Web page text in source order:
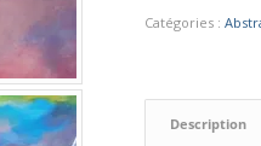
Catégories :
Description